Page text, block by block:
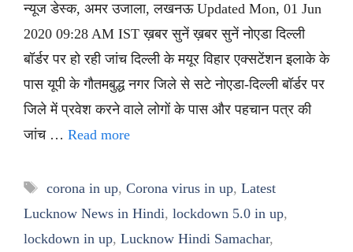
न्यूज डेस्क, अमर उजाला, लखनऊ Updated Mon, 01 Jun
2020 09:28 AM IST ख़बर सुनें ख़बर सुनें नोएडा दिल्ली
बॉर्डर पर हो रही जांच दिल्ली के मयूर विहार एक्सटेंशन इलाके के
पास यूपी के गौतमबुद्ध नगर जिले से सटे नोएडा-दिल्ली बॉर्डर पर
जिले में प्रवेश करने वाले लोगों के पास और पहचान पत्र की
जांच … Read more
Tags
corona in up, Corona virus in up, Latest
Lucknow News in Hindi, lockdown 5.0 in up,
lockdown in up, Lucknow Hindi Samachar,